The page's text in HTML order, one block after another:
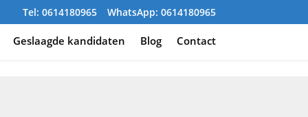
Tel: 0614180965 WhatsApp: 0614180965
Geslaagde kandidaten Blog Contact